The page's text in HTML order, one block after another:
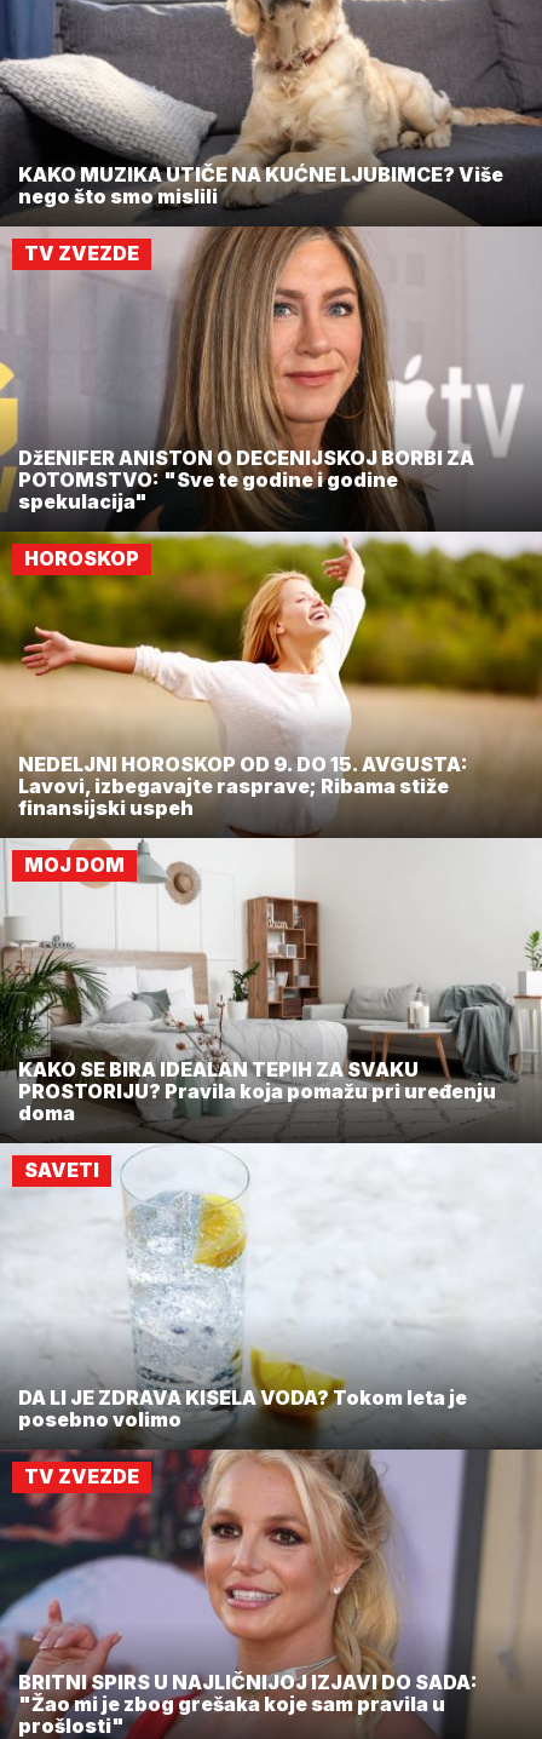
KAKO MUZIKA UTIČE NA KUĆNE LJUBIMCE? Više
nego što smo mislili
TV ZVEZDE
DžENIFER ANISTON O DECENIJSKOJ BORBI ZA
POTOMSTVO: "Sve te godine i godine
spekulacija"
HOROSKOP
NEDELJNI HOROSKOP OD 9. DO 15. AVGUSTA:
Lavovi, izbegavajte rasprave; Ribama stiže
finansijski uspeh
MOJ DOM
KAKO SE BIRA IDEALAN TEPIH ZA SVAKU
PROSTORIJU? Pravila koja pomažu pri uređenju
doma
SAVETI
DA LI JE ZDRAVA KISELA VODA? Tokom leta je
posebno volimo
TV ZVEZDE
BRITNI SPIRS U NAJLIČNIJOJ IZJAVI DO SADA:
"Žao mi je zbog grešaka koje sam pravila u
prošlosti"